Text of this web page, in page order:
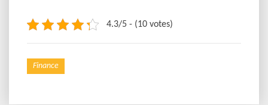
4.3/5 - (10 votes)
Finance